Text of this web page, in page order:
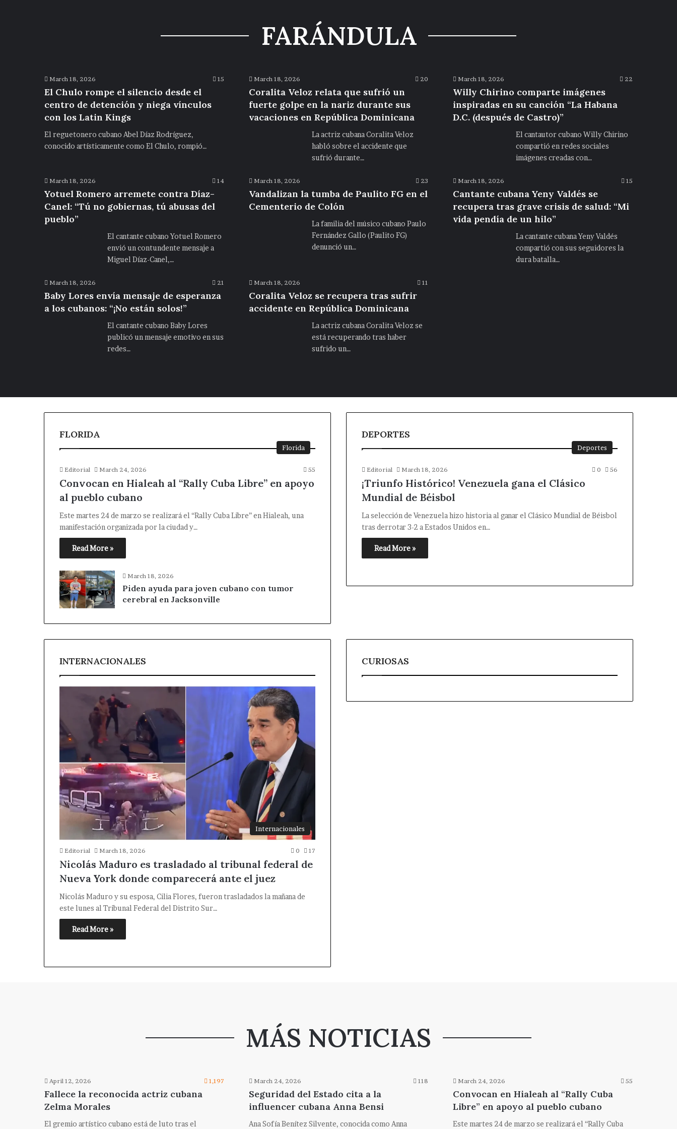
FARÁNDULA
March 18, 2026 15
El Chulo rompe el silencio desde el
centro de detención y niega vínculos
con los Latin Kings
El reguetonero cubano Abel Díaz Rodríguez,
conocido artísticamente como El Chulo, rompió…
March 18, 2026 20
Coralita Veloz relata que sufrió un
fuerte golpe en la nariz durante sus
vacaciones en República Dominicana
La actriz cubana Coralita Veloz
habló sobre el accidente que
sufrió durante…
March 18, 2026 22
Willy Chirino comparte imágenes
inspiradas en su canción “La Habana
D.C. (después de Castro)”
El cantautor cubano Willy Chirino
compartió en redes sociales
imágenes creadas con…
March 18, 2026 14
Yotuel Romero arremete contra Díaz-
Canel: “Tú no gobiernas, tú abusas del
pueblo”
El cantante cubano Yotuel Romero
envió un contundente mensaje a
Miguel Díaz-Canel,…
March 18, 2026 23
Vandalizan la tumba de Paulito FG en el
Cementerio de Colón
La familia del músico cubano Paulo
Fernández Gallo (Paulito FG)
denunció un…
March 18, 2026 15
Cantante cubana Yeny Valdés se
recupera tras grave crisis de salud: “Mi
vida pendía de un hilo”
La cantante cubana Yeny Valdés
compartió con sus seguidores la
dura batalla…
March 18, 2026 21
Baby Lores envía mensaje de esperanza
a los cubanos: “¡No están solos!”
El cantante cubano Baby Lores
publicó un mensaje emotivo en sus
redes…
March 18, 2026 11
Coralita Veloz se recupera tras sufrir
accidente en República Dominicana
La actriz cubana Coralita Veloz se
está recuperando tras haber
sufrido un…
FLORIDA
Florida
Editorial March 24, 2026 55
Convocan en Hialeah al “Rally Cuba Libre” en apoyo
al pueblo cubano
Este martes 24 de marzo se realizará el “Rally Cuba Libre” en Hialeah, una
manifestación organizada por la ciudad y…
Read More »
March 18, 2026
Piden ayuda para joven cubano con tumor
cerebral en Jacksonville
DEPORTES
Deportes
Editorial March 18, 2026 0 56
¡Triunfo Histórico! Venezuela gana el Clásico
Mundial de Béisbol
La selección de Venezuela hizo historia al ganar el Clásico Mundial de Béisbol
tras derrotar 3-2 a Estados Unidos en…
Read More »
INTERNACIONALES
Internacionales
Editorial March 18, 2026 0 17
Nicolás Maduro es trasladado al tribunal federal de
Nueva York donde comparecerá ante el juez
Nicolás Maduro y su esposa, Cilia Flores, fueron trasladados la mañana de
este lunes al Tribunal Federal del Distrito Sur…
Read More »
CURIOSAS
MÁS NOTICIAS
April 12, 2026 1,197
Fallece la reconocida actriz cubana
Zelma Morales
El gremio artístico cubano está de luto tras el
March 24, 2026 118
Seguridad del Estado cita a la
influencer cubana Anna Bensi
Ana Sofía Benítez Silvente, conocida como Anna
March 24, 2026 55
Convocan en Hialeah al “Rally Cuba
Libre” en apoyo al pueblo cubano
Este martes 24 de marzo se realizará el “Rally Cuba